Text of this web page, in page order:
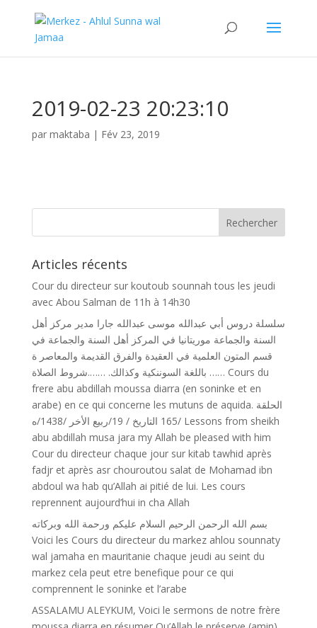
2019-02-23 20:23:10
par maktaba | Fév 23, 2019
Articles récents
Cour du directeur sur koutoub sounnah tous les jeudi
avec Abou Salman de 11h à 14h30
سلسلة دروس أبي عبدالله موسى عبدالله جارا مدير مركز أهل
السنة والجماعة موريتانيا في المركز أهل السنة والجماعة في
قسم المتون العلمية في العقيدة والفرق القديمة والمعاصر ة
باللغة السوننكية وكذالك. …….شروط الصلاة …… Cours du
frere abu abdillah moussa diarra (en soninke et en
arabe) en ce qui concerne les mutuns de aquida. الحلقة
/165 التاريخ / 19/ربيع اﻷخر /1438/ه Lessons from sheikh
abu abdillah musa jara my Allah be pleased with him
Cour du directeur chaque jour sur kitab tawhid après
fadjr et après asr chouroutou salat de Mohamad ibn
abdoul wa hab qu’Allah ai pitié de lui. Les cours
reprennent aujourd’hui in cha Allah
بسم الله الرحمن الرحيم السلام عليكم ورحمة الله وبركاته
Voici les Cours du directeur du markez ahlou sounnaty
wal jamaha en mauritanie chaque jeudi au seint du
markez cela peut etre benefique pour ce qui
comprennent le soninke et l’arabe
ASSALAMU ALEYKUM, Voici le sermons de notre frère